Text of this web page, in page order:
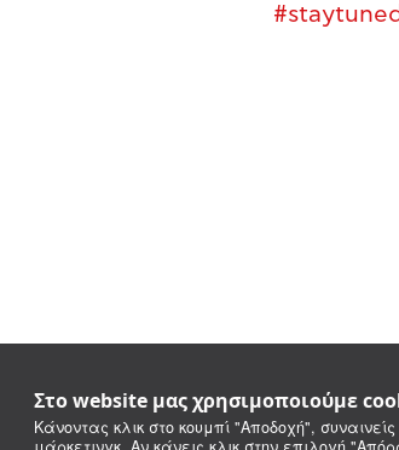
Στο website μας χρησιμοποιούμε
Κάνοντας κλικ στο κουμπί "Αποδοχή",